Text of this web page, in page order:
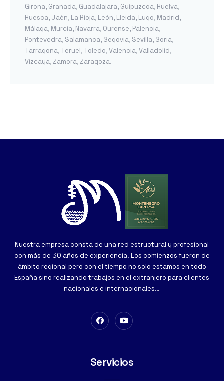
Girona, Granada, Guadalajara, Guipuzcoa, Huelva,
Huesca, Jaén, La Rioja, León, Lleida, Lugo, Madrid,
Málaga, Murcia, Navarra, Ourense, Palencia,
Pontevedra, Salamanca, Segovia, Sevilla, Soria,
Tarragona, Teruel, Toledo,Valencia,Valladolid,
Vizcaya, Zamora, Zaragoza.
Nuestra empresa consta de una red estructural y profesional
con más de 30 años de experiencia. Los comienzos fueron de
ámbito regional pero con el tiempo no solo estamos en todo
España sino realizando trabajos en el extranjero para clientes
nacionales e internacionales…
Servicios